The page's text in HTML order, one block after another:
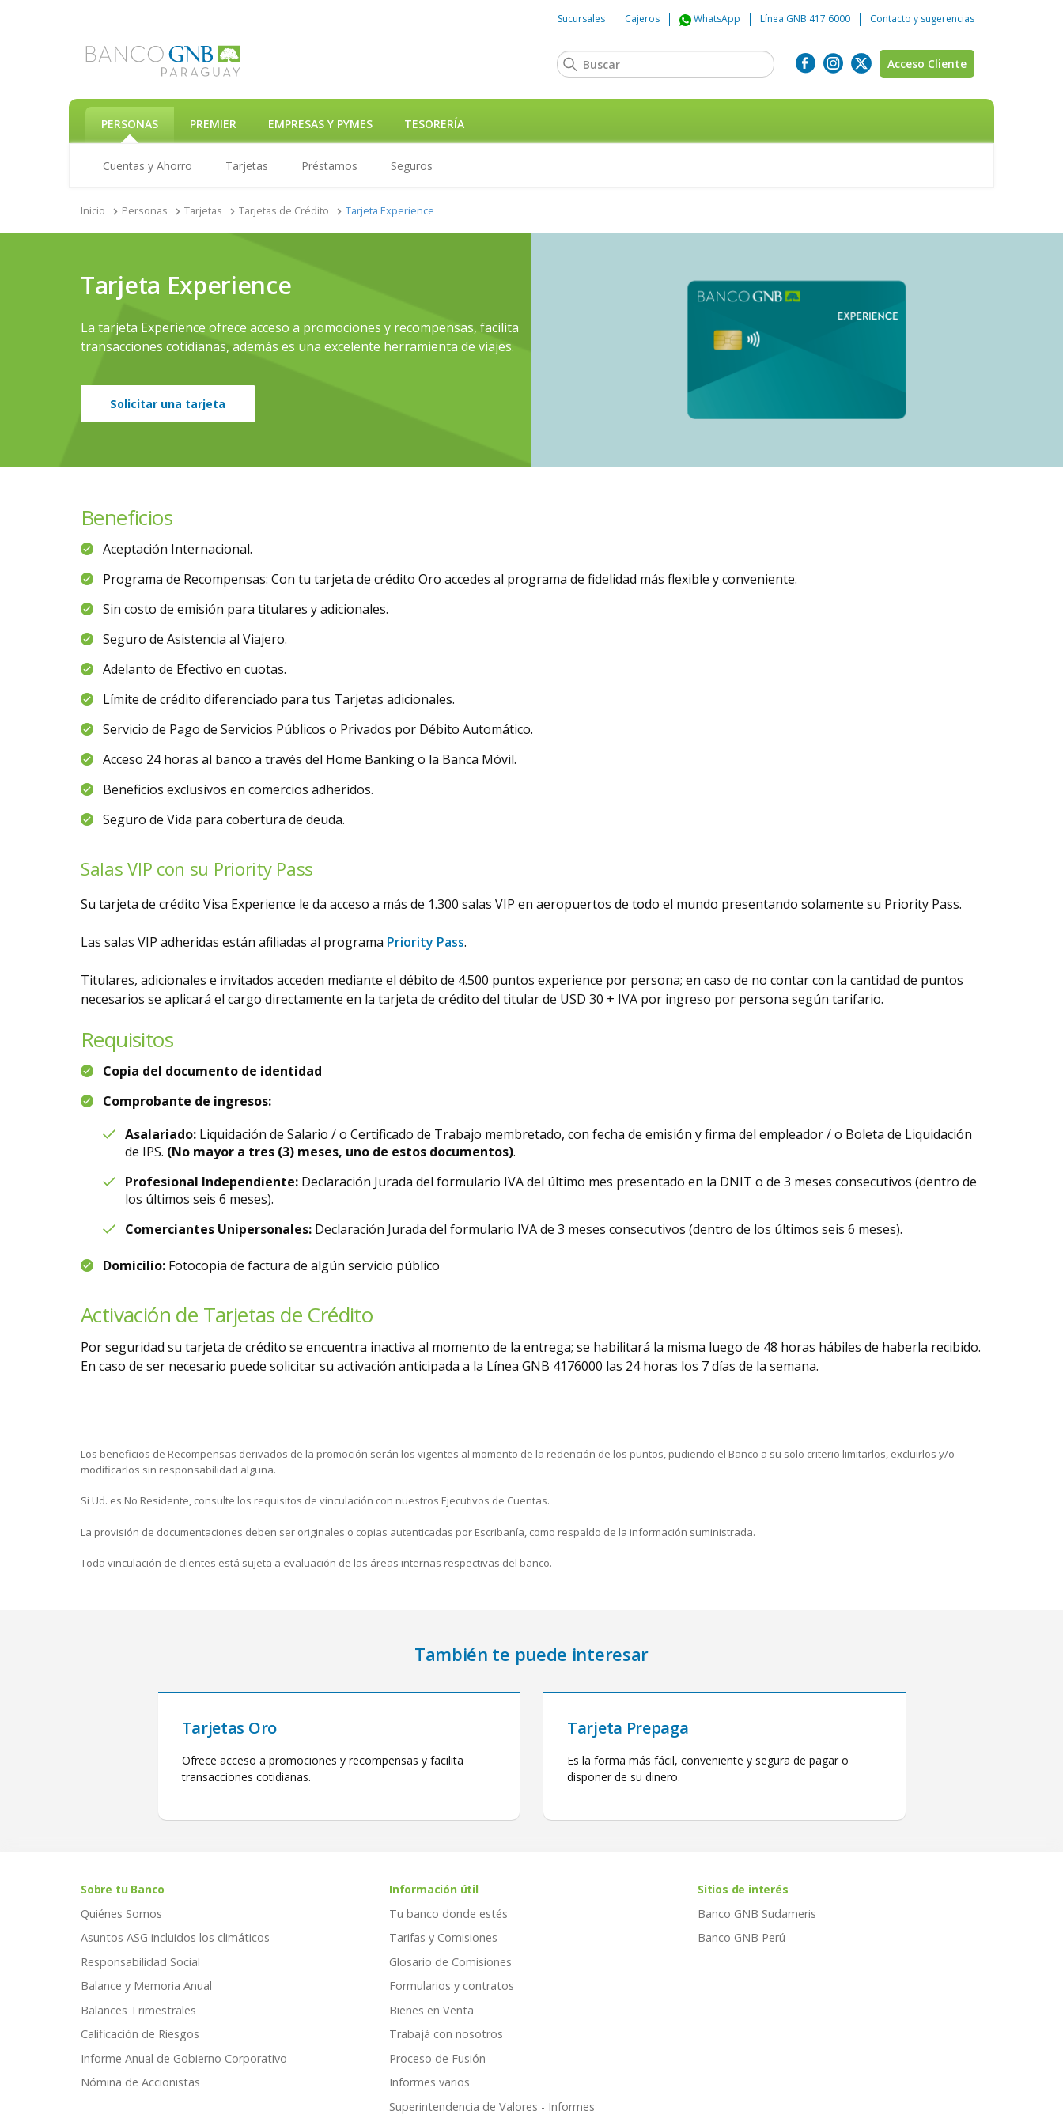
Sucursales Cajeros WhatsApp Línea GNB 417 6000 Contacto y sugerencias
PERSONAS PREMIER EMPRESAS Y PYMES TESORERÍA
Acceso Cliente
Cuentas y Ahorro Tarjetas Préstamos Seguros
Inicio Personas Tarjetas Tarjetas de Crédito Tarjeta Experience
Tarjeta Experience
La tarjeta Experience ofrece acceso a promociones y recompensas, facilita
transacciones cotidianas, además es una excelente herramienta de viajes.
Solicitar una tarjeta
Beneficios
Aceptación Internacional.
Programa de Recompensas: Con tu tarjeta de crédito Oro accedes al programa de fidelidad más flexible y conveniente.
Sin costo de emisión para titulares y adicionales.
Seguro de Asistencia al Viajero.
Adelanto de Efectivo en cuotas.
Límite de crédito diferenciado para tus Tarjetas adicionales.
Servicio de Pago de Servicios Públicos o Privados por Débito Automático.
Acceso 24 horas al banco a través del Home Banking o la Banca Móvil.
Beneficios exclusivos en comercios adheridos.
Seguro de Vida para cobertura de deuda.
Salas VIP con su Priority Pass
Su tarjeta de crédito Visa Experience le da acceso a más de 1.300 salas VIP en aeropuertos de todo el mundo presentando solamente su Priority Pass.
Las salas VIP adheridas están afiliadas al programa Priority Pass.
Titulares, adicionales e invitados acceden mediante el débito de 4.500 puntos experience por persona; en caso de no contar con la cantidad de puntos
necesarios se aplicará el cargo directamente en la tarjeta de crédito del titular de USD 30 + IVA por ingreso por persona según tarifario.
Requisitos
Copia del documento de identidad
Comprobante de ingresos:
Asalariado: Liquidación de Salario / o Certificado de Trabajo membretado, con fecha de emisión y firma del empleador / o Boleta de Liquidación
de IPS. (No mayor a tres (3) meses, uno de estos documentos).
Profesional Independiente: Declaración Jurada del formulario IVA del último mes presentado en la DNIT o de 3 meses consecutivos (dentro de
los últimos seis 6 meses).
Comerciantes Unipersonales: Declaración Jurada del formulario IVA de 3 meses consecutivos (dentro de los últimos seis 6 meses).
Domicilio: Fotocopia de factura de algún servicio público
Activación de Tarjetas de Crédito
Por seguridad su tarjeta de crédito se encuentra inactiva al momento de la entrega; se habilitará la misma luego de 48 horas hábiles de haberla recibido.
En caso de ser necesario puede solicitar su activación anticipada a la Línea GNB 4176000 las 24 horas los 7 días de la semana.
Los beneficios de Recompensas derivados de la promoción serán los vigentes al momento de la redención de los puntos, pudiendo el Banco a su solo criterio limitarlos, excluirlos y/o
modificarlos sin responsabilidad alguna.
Si Ud. es No Residente, consulte los requisitos de vinculación con nuestros Ejecutivos de Cuentas.
La provisión de documentaciones deben ser originales o copias autenticadas por Escribanía, como respaldo de la información suministrada.
Toda vinculación de clientes está sujeta a evaluación de las áreas internas respectivas del banco.
También te puede interesar
Tarjetas Oro
Ofrece acceso a promociones y recompensas y facilita
transacciones cotidianas.
Tarjeta Prepaga
Es la forma más fácil, conveniente y segura de pagar o
disponer de su dinero.
Sobre tu Banco
Quiénes Somos
Asuntos ASG incluidos los climáticos
Responsabilidad Social
Balance y Memoria Anual
Balances Trimestrales
Calificación de Riesgos
Informe Anual de Gobierno Corporativo
Nómina de Accionistas
Información útil
Tu banco donde estés
Tarifas y Comisiones
Glosario de Comisiones
Formularios y contratos
Bienes en Venta
Trabajá con nosotros
Proceso de Fusión
Informes varios
Superintendencia de Valores - Informes
Sitios de interés
Banco GNB Sudameris
Banco GNB Perú